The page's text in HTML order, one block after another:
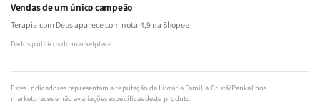
Vendas de um único campeão
Terapia com Deus aparece com nota 4,9 na Shopee.
Dados públicos do marketplace
Estes indicadores representam a reputação da Livraria Família Cristã/Penkal nos
marketplaces e não avaliações específicas deste produto.